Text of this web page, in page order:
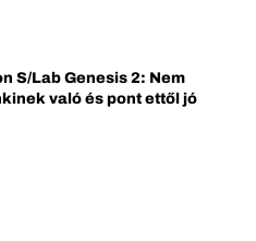
S/Lab Genesis 2: Nem
való és pont ettől jó